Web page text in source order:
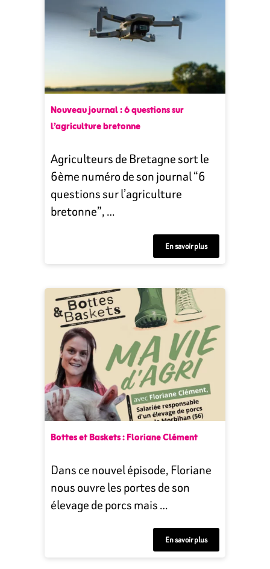
Nouveau journal : 6 questions sur
l’agriculture bretonne
Agriculteurs de Bretagne sort le
6ème numéro de son journal “6
questions sur l’agriculture
bretonne”, …
En savoir plus
Bottes et Baskets : Floriane Clément
Dans ce nouvel épisode, Floriane
nous ouvre les portes de son
élevage de porcs mais …
En savoir plus